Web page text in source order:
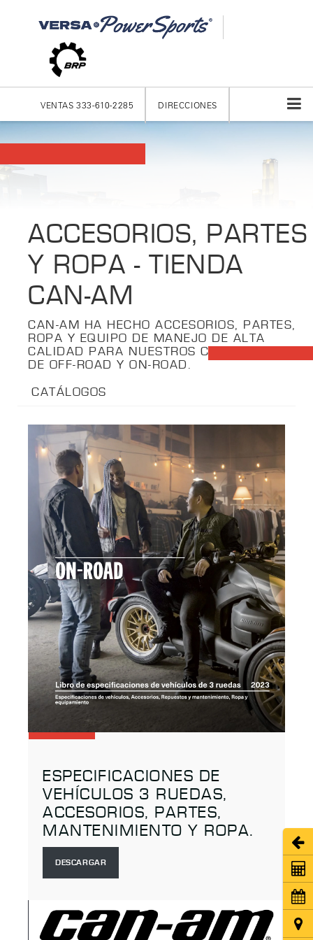
VENTAS 333-610-2285 DIRECCIONES
ACCESORIOS, PARTES
Y ROPA - TIENDA
CAN-AM
CAN-AM HA HECHO ACCESORIOS, PARTES,
ROPA Y EQUIPO DE MANEJO DE ALTA
CALIDAD PARA NUESTROS CONDUCTORES
DE OFF-ROAD Y ON-ROAD.
CATÁLOGOS
ESPECIFICACIONES DE
VEHÍCULOS 3 RUEDAS,
ACCESORIOS, PARTES,
MANTENIMIENTO Y ROPA.
DESCARGAR